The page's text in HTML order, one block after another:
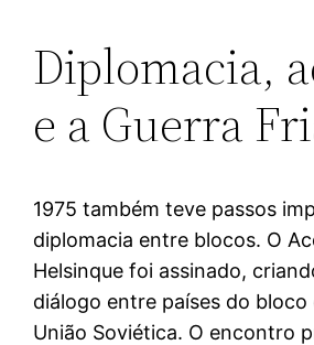
Diplomacia,
e a Guerra
1975 também teve passos
diplomacia entre blocos. O
Helsinque foi assinado,
diálogo entre países do bloco
União Soviética. O encontro